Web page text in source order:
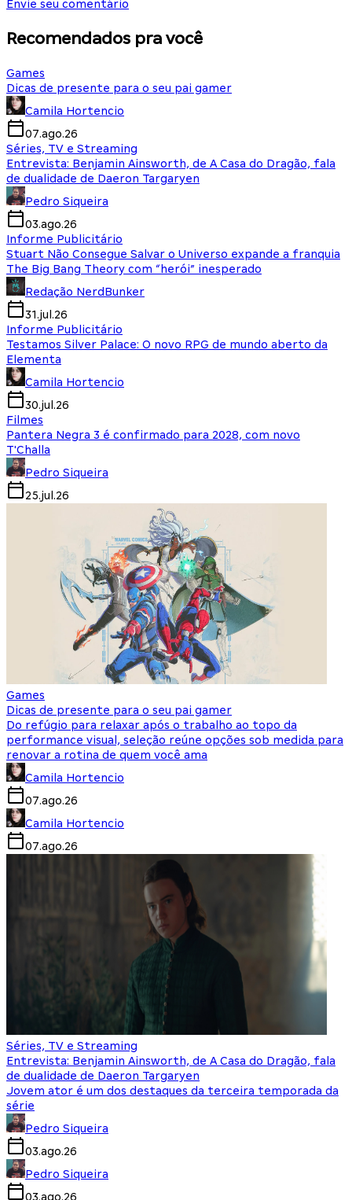
Envie seu comentário
Recomendados pra você
Games
Dicas de presente para o seu pai gamer
Camila Hortencio
07.ago.26
Séries, TV e Streaming
Entrevista: Benjamin Ainsworth, de A Casa do Dragão, fala
de dualidade de Daeron Targaryen
Pedro Siqueira
03.ago.26
Informe Publicitário
Stuart Não Consegue Salvar o Universo expande a franquia
The Big Bang Theory com “herói” inesperado
Redação NerdBunker
31.jul.26
Informe Publicitário
Testamos Silver Palace: O novo RPG de mundo aberto da
Elementa
Camila Hortencio
30.jul.26
Filmes
Pantera Negra 3 é confirmado para 2028, com novo
T'Challa
Pedro Siqueira
25.jul.26
Games
Dicas de presente para o seu pai gamer
Do refúgio para relaxar após o trabalho ao topo da
performance visual, seleção reúne opções sob medida para
renovar a rotina de quem você ama
Camila Hortencio
07.ago.26
Camila Hortencio
07.ago.26
Séries, TV e Streaming
Entrevista: Benjamin Ainsworth, de A Casa do Dragão, fala
de dualidade de Daeron Targaryen
Jovem ator é um dos destaques da terceira temporada da
série
Pedro Siqueira
03.ago.26
Pedro Siqueira
03.ago.26